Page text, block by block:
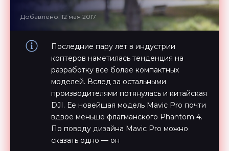
Добавлено: 12 мая 2017
Последние пару лет в индустрии
коптеров наметилась тенденция на
разработку все более компактных
моделей. Вслед за остальными
производителями потянулась и китайская
DJI. Ее новейшая модель Mavic Pro почти
вдвое меньше флагманского Phantom 4.
По поводу дизайна Mavic Pro можно
сказать одно — он